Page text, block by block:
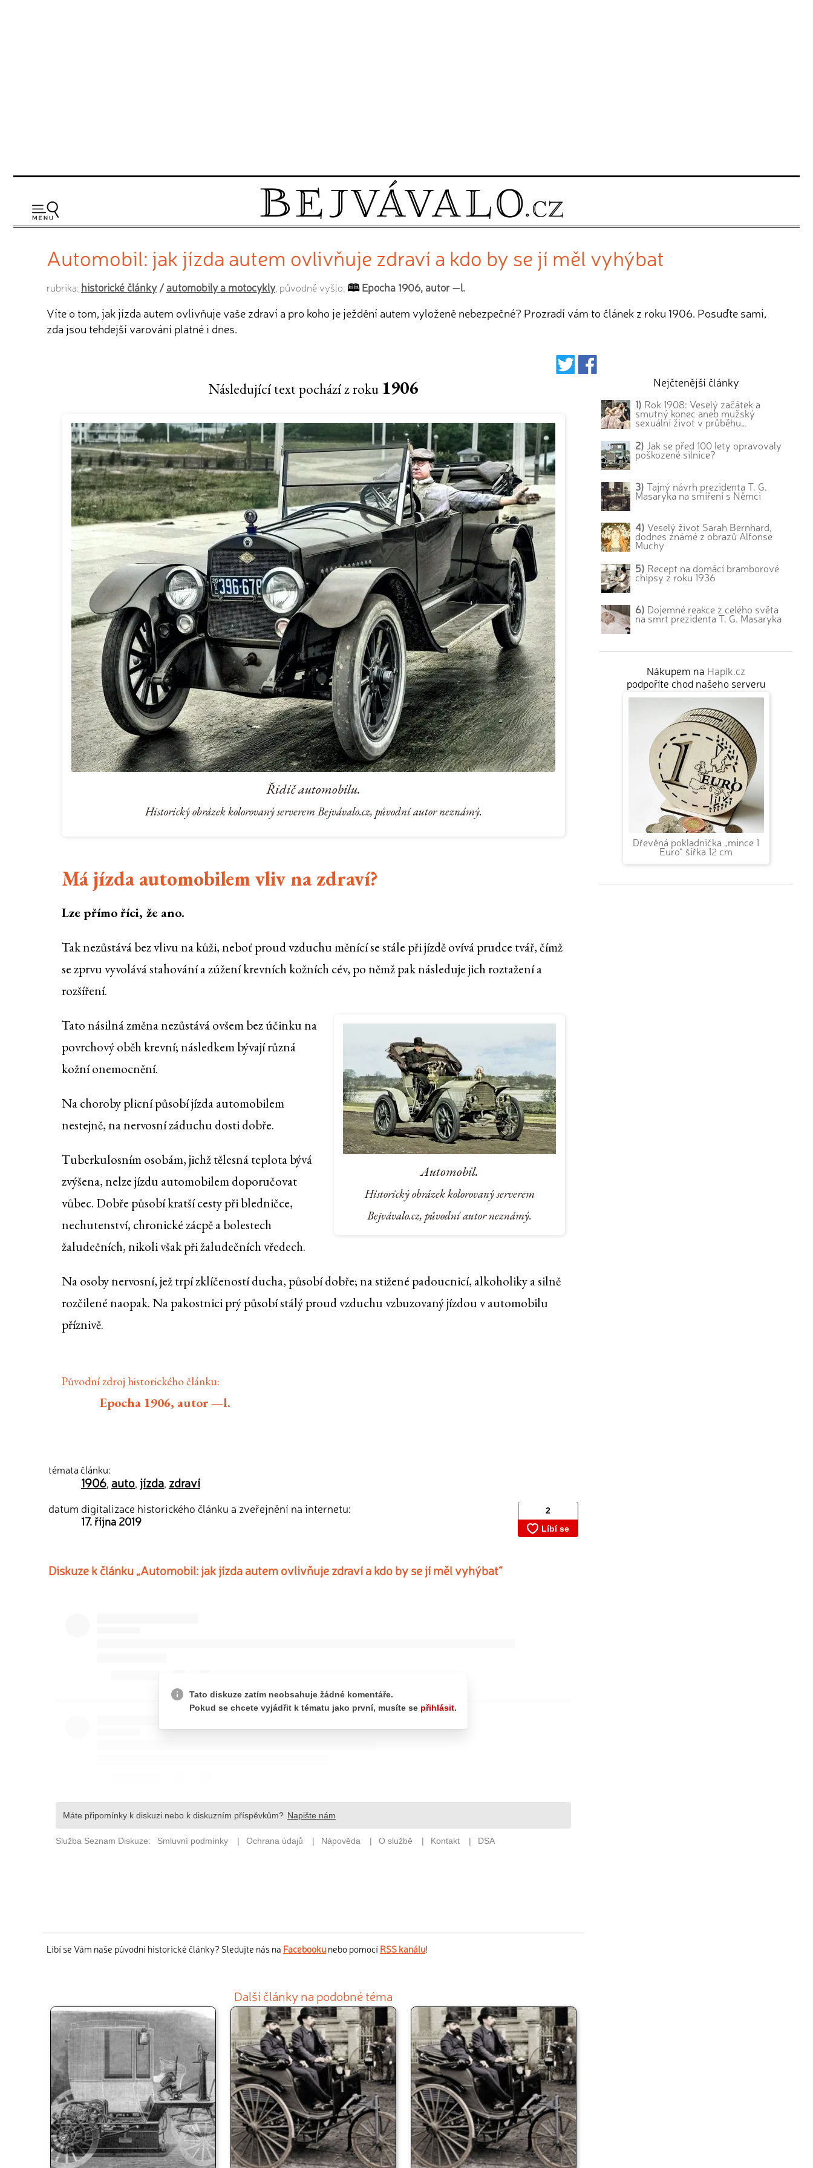
Automobil: jak jízda autem ovlivňuje zdraví a kdo by se jí měl vyhýbat
rubrika: historické články/automobily a motocykly, původně vyšlo: Epocha 1906, autor —l.
Víte o tom, jak jízda autem ovlivňuje vaše zdraví a pro koho je ježdění autem vyloženě nebezpečné? Prozradí vám to článek z roku 1906. Posuďte sami,
zda jsou tehdejší varování platné i dnes.
Následující text pochází z roku 1906
Řidič automobilu.
Historický obrázek kolorovaný serverem Bejvávalo.cz, původní autor neznámý.
Má jízda automobilem vliv na zdraví?
Lze přímo říci, že ano.
Tak nezůstává bez vlivu na kůži, neboť proud vzduchu měnící se stále při jízdě ovívá prudce tvář, čímž
se zprvu vyvolává stahování a zúžení krevních kožních cév, po němž pak následuje jich roztažení a
rozšíření.
Automobil.
Historický obrázek kolorovaný serverem
Bejvávalo.cz, původní autor neznámý.
Tato násilná změna nezůstává ovšem bez účinku na
povrchový oběh krevní; následkem bývají různá
kožní onemocnění.
Na choroby plicní působí jízda automobilem
nestejně, na nervosní záduchu dosti dobře.
Tuberkulosním osobám, jichž tělesná teplota bývá
zvýšena, nelze jízdu automobilem doporučovat
vůbec. Dobře působí kratší cesty při bledničce,
nechutenství, chronické zácpě a bolestech
žaludečních, nikoli však při žaludečních vředech.
Na osoby nervosní, jež trpí zklíčeností ducha, působí dobře; na stižené padoucnicí, alkoholiky a silně
rozčilené naopak. Na pakostnici prý působí stálý proud vzduchu vzbuzovaný jízdou v automobilu
příznivě.
Původní zdroj historického článku:
Epocha 1906, autor —l.
témata článku:
1906, auto, jízda, zdraví
datum digitalizace historického článku a zveřejnění na internetu:
17. října 2019
Diskuze k článku „Automobil: jak jízda autem ovlivňuje zdraví a kdo by se jí měl vyhýbat“
Líbí se Vám naše původní historické články? Sledujte nás na Facebookunebo pomocí RSS kanálu!
Další články na podobné téma
Nejčtenější články
1) Rok 1908: Veselý začátek a
smutný konec aneb mužský
sexuální život v průběhu…
2) Jak se před 100 lety opravovaly
poškozené silnice?
3) Tajný návrh prezidenta T. G.
Masaryka na smíření s Němci
4) Veselý život Sarah Bernhard,
dodnes známé z obrazů Alfonse
Muchy
5) Recept na domácí bramborové
chipsy z roku 1936
6) Dojemné reakce z celého světa
na smrt prezidenta T. G. Masaryka
Nákupem na Hapík.cz
podpoříte chod našeho serveru
Dřevěná pokladnička „mince 1
Euro“ šířka 12 cm